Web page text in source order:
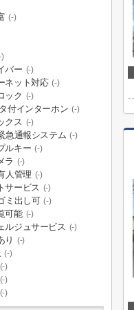
(-)
)
バー (-)
ネット対応 (-)
ック (-)
付インターホン (-)
クス (-)
急通報システム (-)
ルキー (-)
ラ (-)
人管理 (-)
サービス (-)
ミ出し可 (-)
可能 (-)
ルジュサービス (-)
り (-)
(-)
(-)
(-)
(-)